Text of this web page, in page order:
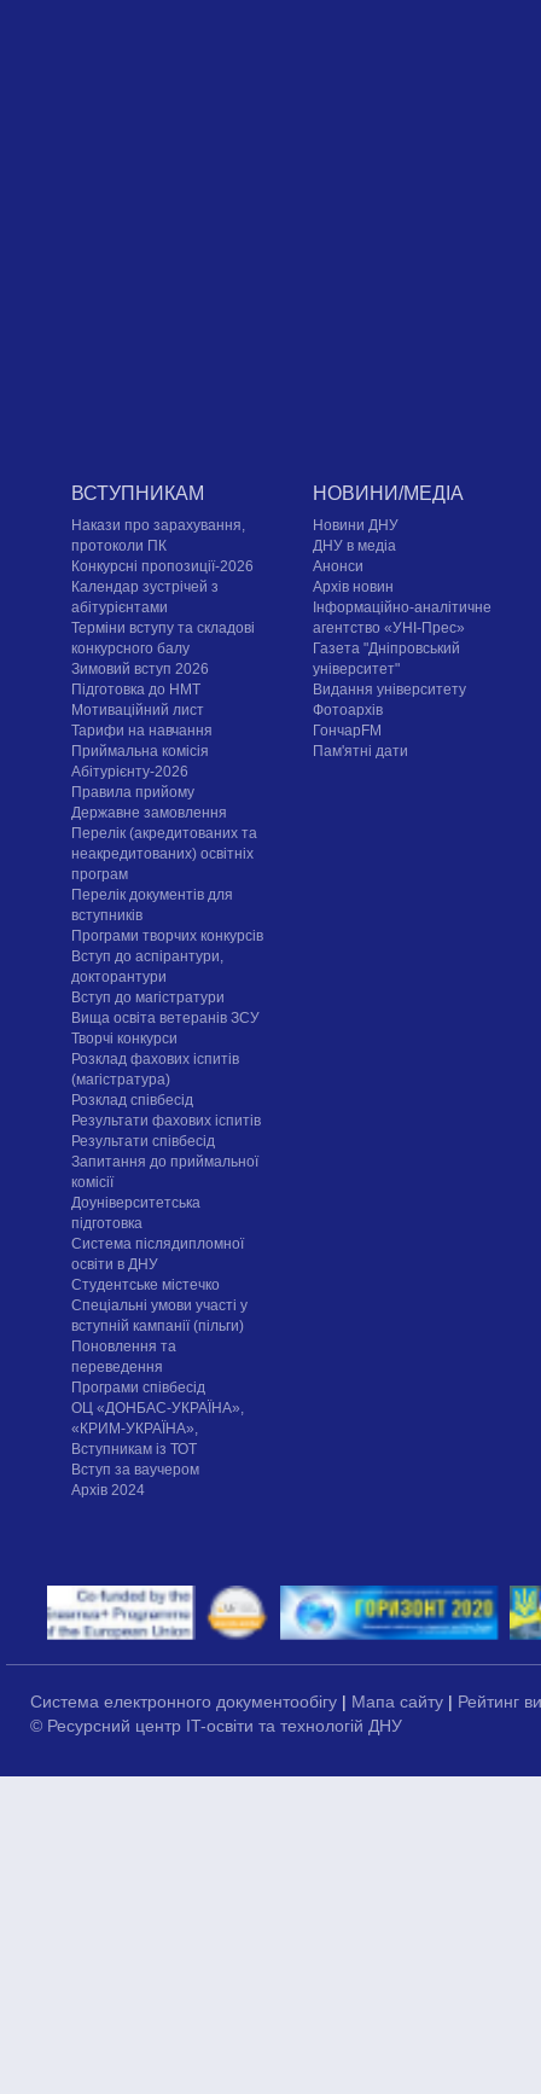
ВСТУПНИКАМ
Накази про зарахування,
протоколи ПК
Конкурсні пропозиції-2026
Календар зустрічей з
абітурієнтами
Терміни вступу та складові
конкурсного балу
Зимовий вступ 2026
Підготовка до НМТ
Мотиваційний лист
Тарифи на навчання
Приймальна комісія
Абітурієнту-2026
Правила прийому
Державне замовлення
Перелік (акредитованих та
неакредитованих) освітніх
програм
Перелік документів для
вступників
Програми творчих конкурсiв
Вступ до аспірантури,
докторантури
Вступ до магістратури
Вища освіта ветеранів ЗСУ
Творчі конкурси
Розклад фахових іспитів
(магістратура)
Розклад співбесід
Результати фахових іспитів
Результати співбесід
Запитання до приймальної
комісії
Доуніверситетська
підготовка
Система післядипломної
освіти в ДНУ
Cтудентське містечко
Спеціальні умови участі у
вступній кампанії (пільги)
Поновлення та
переведення
Програми співбесід
ОЦ «ДОНБАС-УКРАЇНА»,
«КРИМ-УКРАЇНА»,
Вступникам із ТОТ
Вступ за ваучером
Архів 2024
НОВИНИ/МЕДІА
Новини ДНУ
ДНУ в медіа
Анонси
Архів новин
Інформаційно-аналітичне
агентство «УНІ-Прес»
Газета "Дніпровський
університет"
Видання університету
Фотоархів
ГончарFM
Пам'ятні дати
Система електронного документообігу | Мапа сайту | Рейтинг
© Ресурсний центр IT-освіти та технологій ДНУ